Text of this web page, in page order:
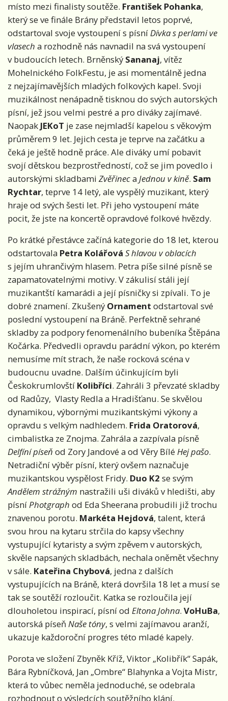
místo mezi finalisty soutěže. František Pohanka,
který se ve finále Brány představil letos poprvé,
odstartoval svoje vystoupení s písníDívka s perlami ve
vlasech a rozhodně nás navnadil na svá vystoupení
v budoucích letech. Brněnský Sananaj, vítěz
Mohelnického FolkFestu, je asi momentálně jedna
z nejzajímavějších mladých folkových kapel. Svoji
muzikálnost nenápadně tisknou do svých autorských
písní, jež jsou velmi pestré a pro diváky zajímavé.
Naopak JEKoT je zase nejmladší kapelou s věkovým
průměrem 9 let. Jejich cesta je teprve na začátku a
čeká je ještě hodně práce. Ale diváky umí pobavit
svojí dětskou bezprostředností, což se jim povedlo i
autorskými skladbami ZvěřinecaJednou v kině. Sam
Rychtar, teprve 14 letý, ale vyspělý muzikant, který
hraje od svých šesti let. Při jeho vystoupení máte
pocit, že jste na koncertě opravdové folkové hvězdy.
Po krátké přestávce začíná kategorie do 18 let, kterou
odstartovala Petra Kolářová S hlavou v oblacích
s jejím uhrančivým hlasem. Petra píše silné písně se
zapamatovatelnými motivy. V zákulisí stáli její
muzikantští kamarádi a její písničky si zpívali. To je
dobré znamení. Zkušený Ornament odstartoval své
poslední vystoupení na Bráně. Perfektně sehrané
skladby za podpory fenomenálního bubeníka Štěpána
Kočárka. Předvedli opravdu parádní výkon, po kterém
nemusíme mít strach, že naše rocková scéna v
budoucnu uvadne. Dalším účinkujícím byli
Českokrumlovští Kolibříci. Zahráli 3 převzaté skladby
od Radůzy, Vlasty Redla a Hradišťanu. Se skvělou
dynamikou, výbornými muzikantskými výkony a
opravdu s velkým nadhledem. Frida Oratorová,
cimbalistka ze Znojma. Zahrála a zazpívala písně
Delfíní píseň od Zory Jandové a od Věry Bílé Hej pašo.
Netradiční výběr písní, který ovšem naznačuje
muzikantskou vyspělost Fridy. Duo K2 se svým
Andělem strážným nastražili uši diváků v hledišti, aby
písníPhotgraph od Eda Sheerana probudili již trochu
znavenou porotu. Markéta Hejdová, talent, která
svou hrou na kytaru strčila do kapsy všechny
vystupující kytaristy a svým zpěvem v autorských,
skvěle napsaných skladbách, nechala oněmět všechny
v sále. Kateřina Chybová, jedna z dalších
vystupujících na Bráně, která dovršila 18 let a musí se
tak se soutěží rozloučit. Katka se rozloučila její
dlouholetou inspirací, písní od Eltona Johna. VoHuBa,
autorská píseň Naše tóny, s velmi zajímavou aranží,
ukazuje každoroční progres této mladé kapely.
Porota ve složení Zbyněk Kříž, Viktor „Kolibřík“ Sapák,
Bára Rybníčková, Jan „Ombre“ Blahynka a Vojta Mistr,
která to vůbec neměla jednoduché, se odebrala
rozhodnout o výsledcích soutěžního klání.